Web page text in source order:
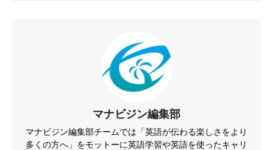
マナビジン編集部
マナビジン編集部チームでは「英語が伝わる楽しさをより
多くの方へ」をモットーに英語学習や英語を使ったキャリ